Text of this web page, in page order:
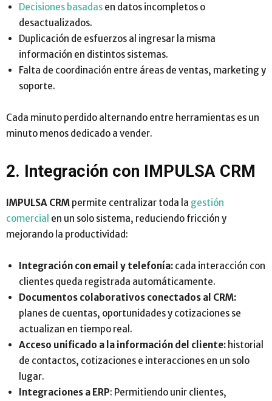
Decisiones basadas en datos incompletos o
desactualizados.
Duplicación de esfuerzos al ingresar la misma
información en distintos sistemas.
Falta de coordinación entre áreas de ventas, marketing y
soporte.
Cada minuto perdido alternando entre herramientas es un
minuto menos dedicado a vender.
2. Integración con IMPULSA CRM
IMPULSA CRM permite centralizar toda la gestión
comercial en un solo sistema, reduciendo fricción y
mejorando la productividad:
Integración con email y telefonía: cada interacción con
clientes queda registrada automáticamente.
Documentos colaborativos conectados al CRM:
planes de cuentas, oportunidades y cotizaciones se
actualizan en tiempo real.
Acceso unificado a la información del cliente: historial
de contactos, cotizaciones e interacciones en un solo
lugar.
Integraciones a ERP: Permitiendo unir clientes,